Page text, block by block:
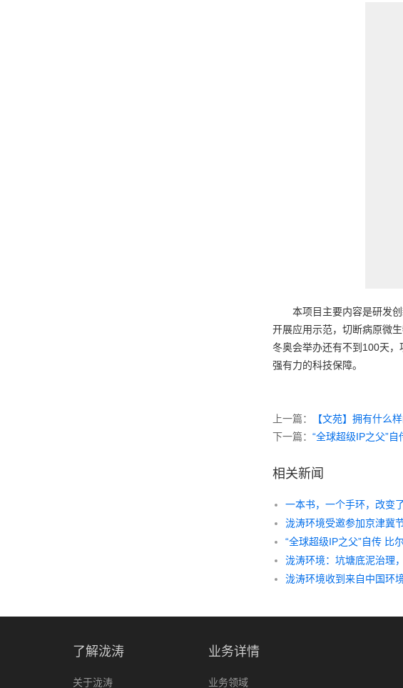
本项目主要内容是研发
开展应用示范，切断病原微
冬奥会举办还有不到100天
强有力的科技保障。
上一篇：
【文苑】拥有什么
下一篇： “全球超级IP之父”
相关新闻
一本书，一个手环，改变
泷涛环境：坑塘底泥治理
泷涛环境收到来自中国环
了解泷涛
关于泷涛
业务详情
业务领域